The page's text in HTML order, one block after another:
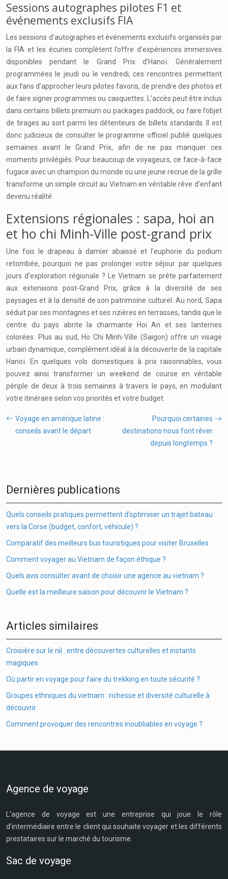
Sessions autographes pilotes F1 et
événements exclusifs FIA
Les sessions d’autographes et événements exclusifs organisés par
la FIA et les écuries complètent l’offre d’expériences immersives
disponibles pendant le Grand Prix d’Hanoï. Généralement
programmées le jeudi ou le vendredi, ces rencontres permettent
aux fans d’approcher leurs pilotes favoris, de prendre des photos et
de faire signer programmes ou casquettes. L’accès peut être inclus
dans certains billets premium ou packages paddock, ou faire l’objet
de tirages au sort parmi les détenteurs de billets standards. Il est
donc judicieux de consulter le programme officiel publié quelques
semaines avant le Grand Prix, afin de ne pas manquer ces
moments privilégiés. Pour beaucoup de voyageurs, ce face-à-face
fugace avec un champion du monde ou une jeune recrue de la grille
transforme un simple circuit au Vietnam en véritable rêve d’enfant
devenu réalité.
Extensions régionales : sapa, hoi an
et ho chi Minh-Ville post-grand prix
Une fois le drapeau à damier abaissé et l’euphorie du podium
retombée, pourquoi ne pas prolonger votre séjour par quelques
jours d’exploration régionale ? Le Vietnam se prête parfaitement
aux extensions post-Grand Prix, grâce à la diversité de ses
paysages et à la densité de son patrimoine culturel. Au nord, Sapa
séduit par ses montagnes et ses rizières en terrasses, tandis que le
centre du pays abrite la charmante Hoi An et ses lanternes
colorées. Plus au sud, Ho Chi Minh-Ville (Saigon) offre un visage
urbain dynamique, complément idéal à la découverte de la capitale
Hanoï. En quelques vols domestiques à prix raisonnables, vous
pouvez ainsi transformer un weekend de course en véritable
périple de deux à trois semaines à travers le pays, en modulant
votre itinéraire selon vos priorités et votre budget.
Voyage en amérique latine :
conseils avant le départ
Pourquoi certaines
destinations nous font rêver
depuis longtemps ?
Dernières publications
Quels conseils pratiques permettent d’optimiser un trajet bateau
vers la Corse (budget, confort, véhicule) ?
Comparatif des meilleurs bus touristiques pour visiter Bruxelles
Comment voyager au Vietnam de façon éthique ?
Quels avis consulter avant de choisir une agence au vietnam ?
Quelle est la meilleure saison pour découvrir le Vietnam ?
Articles similaires
Croisière sur le nil : entre découvertes culturelles et instants
magiques
Où partir en voyage pour faire du trekking en toute sécurité ?
Groupes ethniques du vietnam : richesse et diversité culturelle à
découvrir
Comment provoquer des rencontres inoubliables en voyage ?
Agence de voyage
L’agence de voyage est une entreprise qui joue le rôle
d’intermédiaire entre le client qui souhaite voyager et les différents
prestataires sur le marché du tourisme.
Sac de voyage